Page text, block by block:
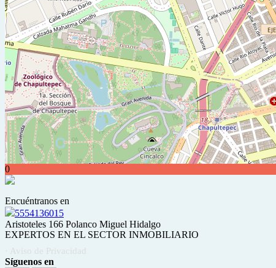
0
Encuéntranos en
5554136015
Aristoteles 166 Polanco Miguel Hidalgo
EXPERTOS EN EL SECTOR INMOBILIARIO
· Aviso de Privacidad
Síguenos en